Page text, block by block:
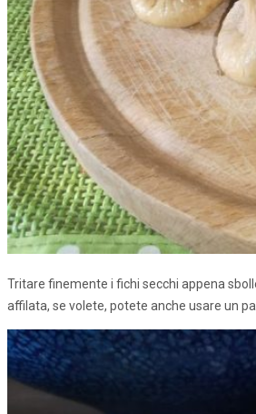
Tritare finemente i fichi secchi appena
affilata, se volete, potete anche usare un